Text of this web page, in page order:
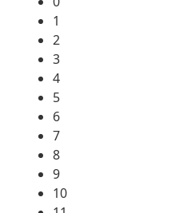
1
2
3
4
5
6
7
8
9
10